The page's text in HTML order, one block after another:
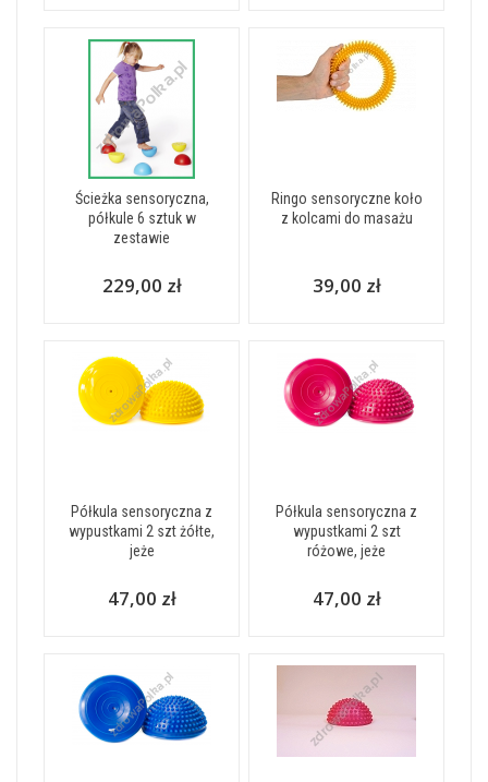
Ścieżka sensoryczna,
półkule 6 sztuk w
zestawie
229,00 zł
Ringo sensoryczne koło
z kolcami do masażu
39,00 zł
Półkula sensoryczna z
wypustkami 2 szt żółte,
jeże
47,00 zł
Półkula sensoryczna z
wypustkami 2 szt
różowe, jeże
47,00 zł